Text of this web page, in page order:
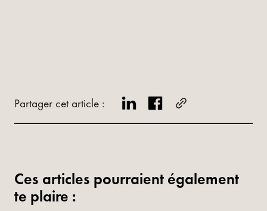
Partager cet article :
Ces articles pourraient également
te plaire :